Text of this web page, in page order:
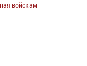
войскам